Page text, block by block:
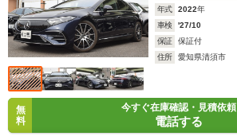
年式 2022年
車検
'27/10
保証
保証付
住所
愛知県清須市
無
料
今すぐ在庫確認・見積依頼
電話する